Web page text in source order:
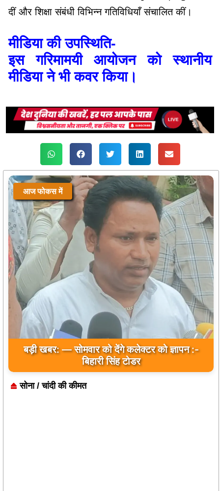
मीडिया की उपस्थिति-
मीडिया ने भी कवर किया।
आज फोकस में
बड़ी खबर: — सोमवार को देंगे कलेक्टर को ज्ञापन :-
बिहारी सिंह टोडर
सोना / चांदी की कीमत